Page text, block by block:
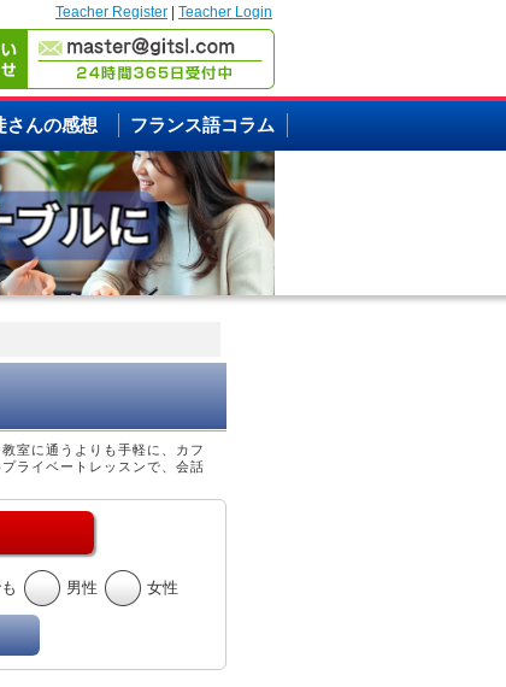
Teacher Register Teacher Login
さんの感想 フランス語コラム
室に通うよりも手軽に、カフ
ライベートレッスンで、会話
男性 女性